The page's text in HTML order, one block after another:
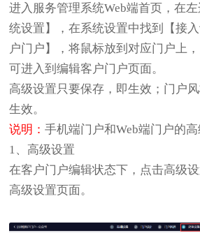
进入服务管理系统Web端首页，在
统设置】，在系统设置中找到【接
户门户】，将鼠标放到对应门户上
可进入到编辑客户门户页面。
高级设置只要保存，即生效；门户
生效。
说明：手机端门户和Web端门户的高
1、高级设置
在客户门户编辑状态下，点击高级
高级设置页面。